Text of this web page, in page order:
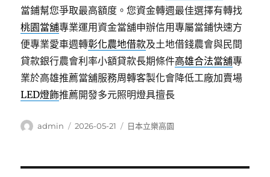
當鋪幫您爭取最高額度。您資金轉週最佳選擇有轉找
桃園當舖專業運用資金當舖申辦信用專屬當鋪快速方
便專業愛車週轉彰化農地借款及土地借錢農會與民間
貸款銀行農會利率小額貸款長期條件高雄合法當舖專
業於高雄推薦當舖服務周轉客製化會降低工廠加賣場
LED燈飾推薦開發多元照明燈具擅長
作
admin
發
2026-05-21
分
日本立樂高園